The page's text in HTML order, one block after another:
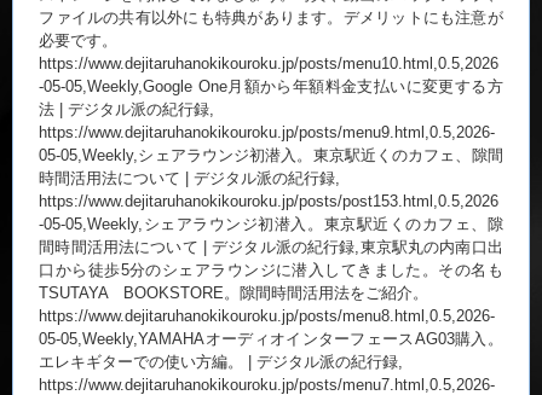
ファイルの共有以外にも特典があります。デメリットにも注意が
必要です。
https://www.dejitaruhanokikouroku.jp/posts/menu10.html,0.5,2026
-05-05,Weekly,Google One月額から年額料金支払いに変更する方
法 | デジタル派の紀行録,
https://www.dejitaruhanokikouroku.jp/posts/menu9.html,0.5,2026-
05-05,Weekly,シェアラウンジ初潜入。東京駅近くのカフェ、隙間
時間活用法について | デジタル派の紀行録,
https://www.dejitaruhanokikouroku.jp/posts/post153.html,0.5,2026
-05-05,Weekly,シェアラウンジ初潜入。東京駅近くのカフェ、隙
間時間活用法について | デジタル派の紀行録,東京駅丸の内南口出
口から徒歩5分のシェアラウンジに潜入してきました。その名も
TSUTAYA BOOKSTORE。隙間時間活用法をご紹介。
https://www.dejitaruhanokikouroku.jp/posts/menu8.html,0.5,2026-
05-05,Weekly,YAMAHAオーディオインターフェースAG03購入。
エレキギターでの使い方編。 | デジタル派の紀行録,
https://www.dejitaruhanokikouroku.jp/posts/menu7.html,0.5,2026-